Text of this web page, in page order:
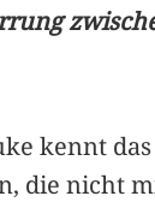
kennt
die nicht